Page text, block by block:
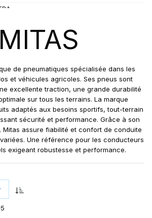
MITAS
de pneumatiques spécialisée dans les
et véhicules agricoles. Ses pneus sont
excellente traction, une grande durabilité
sur tous les terrains. La marque
adaptés aux besoins sportifs, tout-terrain
sécurité et performance. Grâce à son
Mitas assure fiabilité et confort de conduite
Une référence pour les conducteurs
exigeant robustesse et performance.